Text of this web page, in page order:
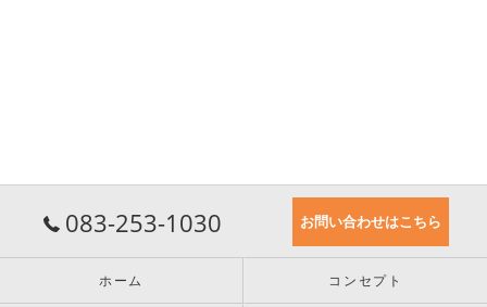
083-253-1030 お問い合わせはこちら
ホーム コンセプト